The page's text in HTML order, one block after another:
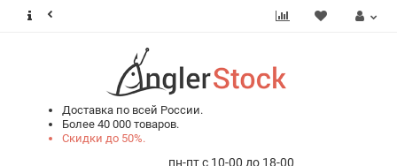
Доставка по всей России.
Более 40 000 товаров.
Скидки до 50%.
пн-пт с 10-00 до 18-00